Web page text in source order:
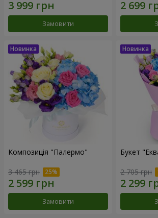
Замовити
Композиція "Палермо"
3 465 грн
Замовити
Букет
2 705 грн